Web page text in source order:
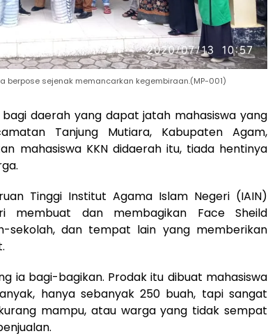
berpose sejenak memancarkan kegembiraan.(MP-001)
daerah yang dapat jatah mahasiswa yang
Tanjung Mutiara, Kabupaten Agam,
mahasiswa KKN didaerah itu, tiada hentinya
Tinggi Institut Agama Islam Negeri (IAIN)
membuat dan membagikan Face Sheild
sekolah, dan tempat lain yang memberikan
ia bagi-bagikan. Prodak itu dibuat mahasiswa
hanya sebanyak 250 buah, tapi sangat
mampu, atau warga yang tidak sempat